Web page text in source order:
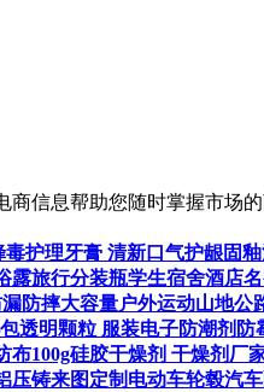
信息帮助您随时掌握市场
护理牙膏 清新口气护龈固
露旅行分装瓶学生宿舍酒店
防摔大容量户外运动山地公
透明颗粒 服装电子防潮剂防
布100g硅胶干燥剂 干燥剂厂
压铸来图定制电动车轮毂汽